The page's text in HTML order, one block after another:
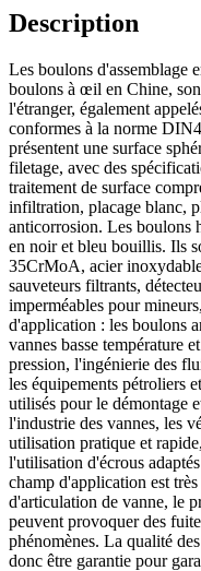
Description
Les boulons d'assemblage
boulons à œil en Chine,
l'étranger, également
conformes à la norme
présentent une surface
filetage, avec des
traitement de surface
infiltration, placage blanc,
anticorrosion. Les boulons
en noir et bleu bouillis. Ils
35CrMoA, acier
sauveteurs filtrants,
imperméables pour
d'application : les boulons
vannes basse température
pression, l'ingénierie des
les équipements pétroliers
utilisés pour le démontage
l'industrie des vannes, les
utilisation pratique et
l'utilisation d'écrous
champ d'application est
d'articulation de vanne, le
peuvent provoquer des
phénomènes. La qualité
donc être garantie pour